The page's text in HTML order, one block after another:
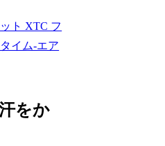
ト XTC フ
イム-エア
をか